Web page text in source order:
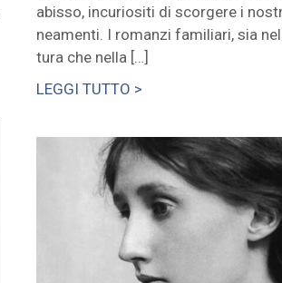
abisso, incuriositi di scorgere i
neamenti. I romanzi familiari, sia
tura che nella […]
LEGGI TUTTO >